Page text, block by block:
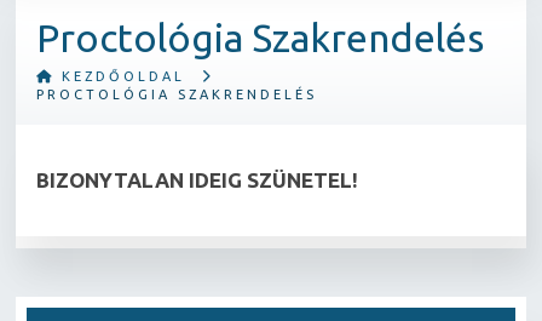
Proctológia Szakrendelés
KEZDŐOLDAL
PROCTOLÓGIA SZAKRENDELÉS
BIZONYTALAN IDEIG SZÜNETEL!